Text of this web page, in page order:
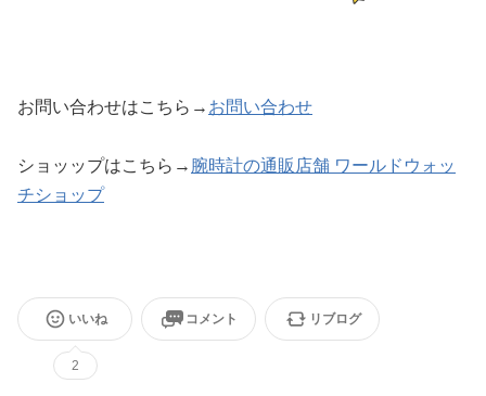
お問い合わせはこちら→ お問い合わせ
ショッップはこちら→ 腕時計の通販店舗 ワールドウォッ
チショップ
いいね
2
コメント リブログ